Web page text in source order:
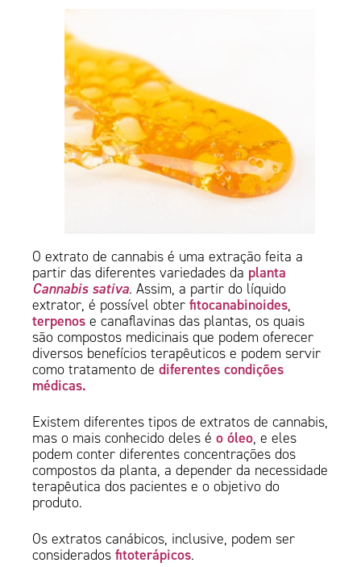
O extrato de cannabis é uma extração feita a
partir das diferentes variedades da planta
Cannabis sativa. Assim, a partir do líquido
extrator, é possível obterfitocanabinoides,
terpenose canaflavinas das plantas, os quais
são compostos medicinais que podem oferecer
diversos benefícios terapêuticos e podem servir
como tratamento dediferentes condições
médicas.
Existem diferentes tipos de extratos de cannabis,
mas o mais conhecido deles éo óleo, e eles
podem conter diferentes concentrações dos
compostos da planta, a depender da necessidade
terapêutica dos pacientes e o objetivo do
produto.
Os extratos canábicos, inclusive, podem ser
consideradosfitoterápicos.